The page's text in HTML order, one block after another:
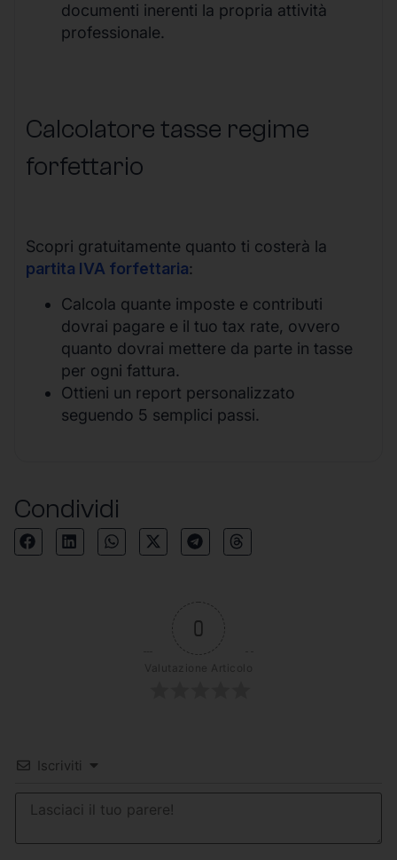
documenti inerenti la propria attività
professionale.
Calcolatore tasse regime
forfettario
Scopri gratuitamente quanto ti costerà la
partita IVA forfettaria:
Calcola quante imposte e contributi
dovrai pagare e il tuo tax rate, ovvero
quanto dovrai mettere da parte in tasse
per ogni fattura.
Ottieni un report personalizzato
seguendo 5 semplici passi.
Condividi
0
Valutazione Articolo
Iscriviti